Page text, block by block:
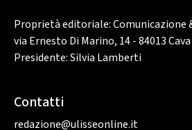
Proprietà editoriale: Comunicazione
via Ernesto Di Marino, 14 - 84013
Presidente: Silvia Lamberti
Contatti
redazione@ulisseonline.it